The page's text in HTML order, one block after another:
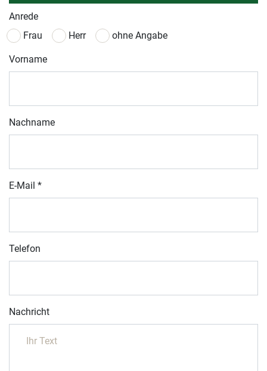
Anrede
Frau
Herr ohne Angabe
Vorname
Nachname
E-Mail *
Telefon
Nachricht